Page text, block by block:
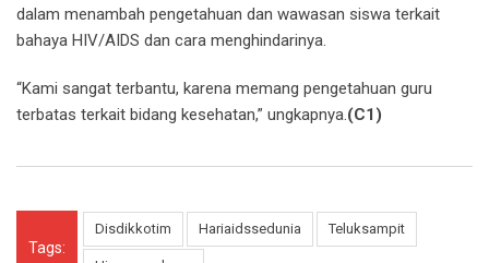
dalam menambah pengetahuan dan wawasan siswa terkait
bahaya HIV/AIDS dan cara menghindarinya.
“Kami sangat terbantu, karena memang pengetahuan guru
terbatas terkait bidang kesehatan,” ungkapnya.(C1)
Tags:
Disdikkotim Hariaidssedunia Teluksampit